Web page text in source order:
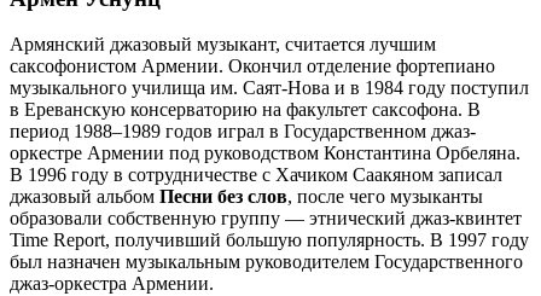
Армянский джазовый музыкант, считается лучшим
саксофонистом Армении. Окончил отделение фортепиано
музыкального училища им. Саят-Нова и в 1984 году поступил
в Ереванскую консерваторию на факультет саксофона. В
период 1988–1989 годов играл в Государственном джаз-
оркестре Армении под руководством Константина Орбеляна.
В 1996 году в сотрудничестве с Хачиком Саакяном записал
джазовый альбом Песни без слов, после чего музыканты
образовали собственную группу — этнический джаз-квинтет
Time Report, получивший большую популярность. В 1997 году
был назначен музыкальным руководителем Государственного
джаз-оркестра Армении.